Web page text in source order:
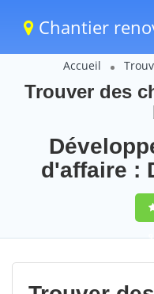
Chantier
Accueil
Trouver des
d'affaire :